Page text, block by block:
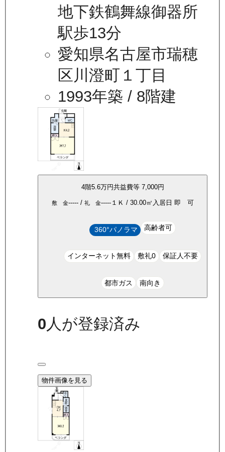
地下鉄鶴舞線御器所
駅歩13分
愛知県名古屋市瑞穂
区川澄町１丁目
1993年築 / 8階建
4階5.6万円共益費等 7,000円
敷 金-----/ 礼 金-----１Ｋ / 30.00㎡ 入居日 即 可
360°パノラマ 高齢者可
インターネット無料 敷礼0 保証人不要
都市ガス 南向き
0 人が登録済み
物件画像を見る